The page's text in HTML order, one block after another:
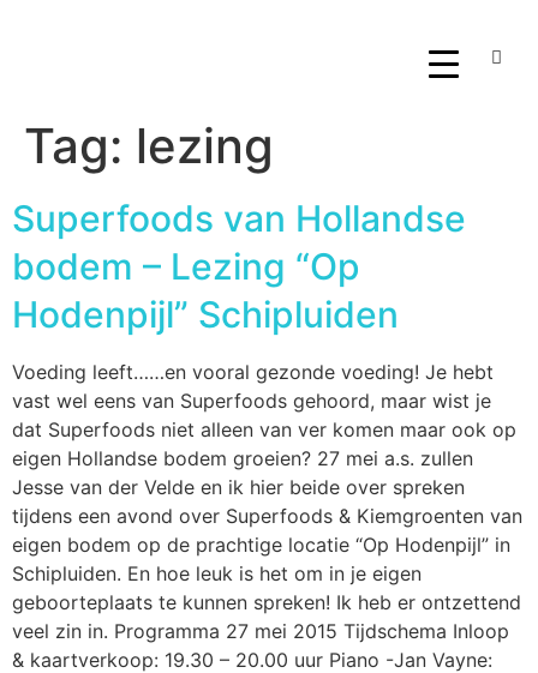
Tag: lezing
Superfoods van Hollandse
bodem – Lezing “Op
Hodenpijl” Schipluiden
Voeding leeft……en vooral gezonde voeding! Je hebt
vast wel eens van Superfoods gehoord, maar wist je
dat Superfoods niet alleen van ver komen maar ook op
eigen Hollandse bodem groeien? 27 mei a.s. zullen
Jesse van der Velde en ik hier beide over spreken
tijdens een avond over Superfoods & Kiemgroenten van
eigen bodem op de prachtige locatie “Op Hodenpijl” in
Schipluiden. En hoe leuk is het om in je eigen
geboorteplaats te kunnen spreken! Ik heb er ontzettend
veel zin in. Programma 27 mei 2015 Tijdschema Inloop
& kaartverkoop: 19.30 – 20.00 uur Piano -Jan Vayne: